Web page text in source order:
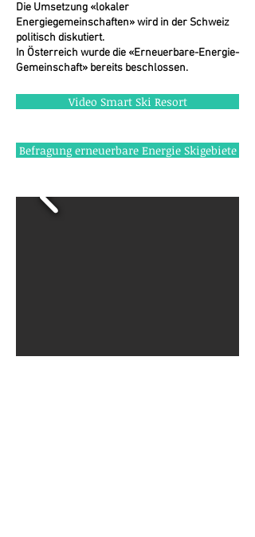
Die Umsetzung «lokaler
Energiegemeinschaften» wird in der Schweiz
politisch diskutiert.
In Österreich wurde die «Erneuerbare-Energie-
Gemeinschaft» bereits beschlossen.
Video Smart Ski Resort
Befragung erneuerbare Energie Skigebiete